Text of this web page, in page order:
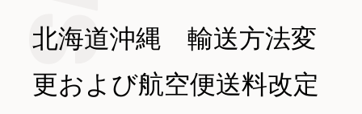
北海道沖縄 輸送方法変
更および航空便送料改定